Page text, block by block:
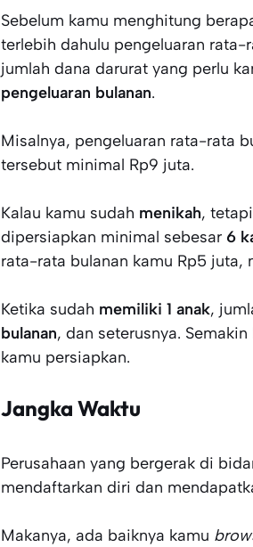
Sebelum kamu menghitung
terlebih dahulu pengeluaran rata-
jumlah dana darurat yang perlu
pengeluaran bulanan.
Misalnya, pengeluaran rata-rata
tersebut minimal Rp9 juta.
Kalau kamu sudah menikah,
dipersiapkan minimal sebesar 6
rata-rata bulanan kamu Rp5 juta,
Ketika sudah memiliki 1 anak,
bulanan, dan seterusnya.
kamu persiapkan.
Jangka Waktu
Perusahaan yang bergerak di
mendaftarkan diri dan
Makanya, ada baiknya kamu